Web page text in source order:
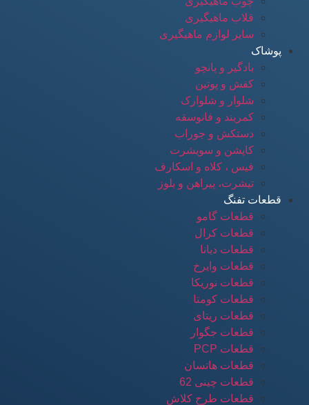
قلاب ماهیگیری
سایر لوازم ماهیگیری
پوشاک
بادگیر و پانچو
کفش و پوتین
شلوار و شلوارک
کمربند و فانوسقه
دستکش و جوراب
کاپشن و سویشرت
فیس ، کلاه و اسکارف
تیشرت، پیراهن و بلوز
قطعات تفنگ
قطعات گامو
قطعات کرال
قطعات دیانا
قطعات وایرخ
قطعات نوریکا
قطعات کومتا
قطعات ریتای
قطعات جگوار
قطعات PCP
قطعات هاتسان
قطعات چینی 62
قطعات طرح کلاش